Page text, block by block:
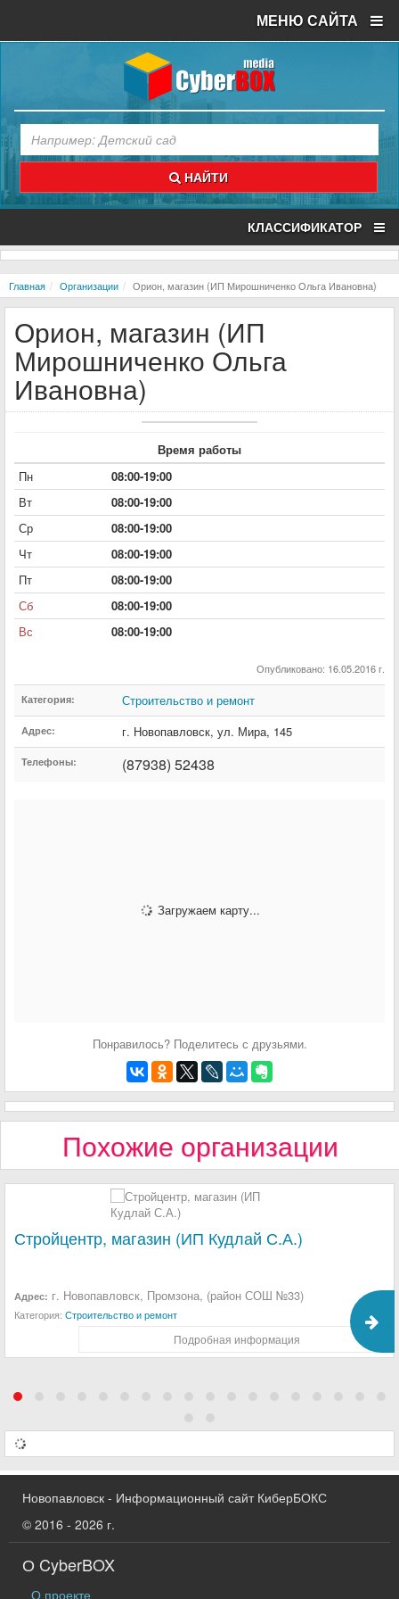
МЕНЮ САЙТА
НАЙТИ
КЛАССИФИКАТОР
Главная Организации Орион, магазин (ИП Мирошниченко Ольга Ивановна)
Орион, магазин (ИП
Мирошниченко Ольга
Ивановна)
Время работы
Пн
08:00-19:00
Вт
08:00-19:00
Ср
08:00-19:00
Чт
08:00-19:00
Пт
08:00-19:00
Сб
08:00-19:00
Вс
08:00-19:00
Опубликовано: 16.05.2016 г.
Категория: Строительство и ремонт
Адрес: г. Новопавловск, ул. Мира, 145
Телефоны: (87938) 52438
Загружаем карту...
Понравилось? Поделитесь с друзьями.
Похожие организации
Стройцентр, магазин (ИП Кудлай С.А.)
Адрес: г. Новопавловск, Промзона, (район СОШ №33)
Категория: Строительство и ремонт
Подробная информация
Новопавловск - Информационный сайт КиберБОКС
© 2016 - 2026 г.
О CyberBOX
О проекте